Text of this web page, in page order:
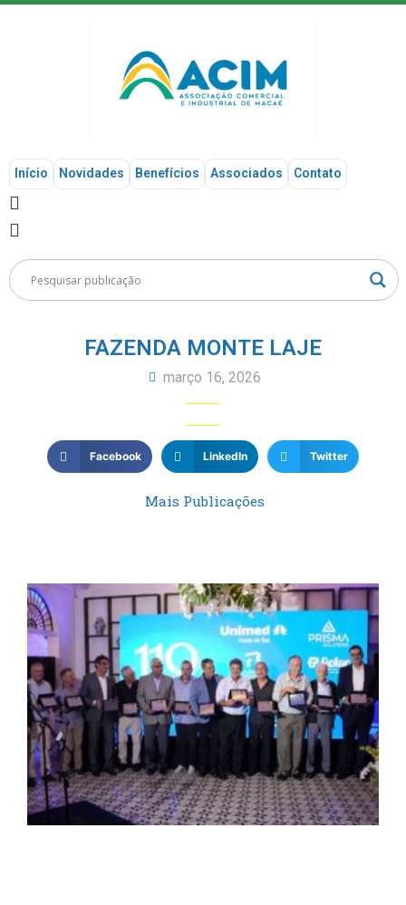
Início Novidades Benefícios Associados Contato
FAZENDA MONTE LAJE
março 16, 2026
Facebook LinkedIn Twitter
Mais Publicações